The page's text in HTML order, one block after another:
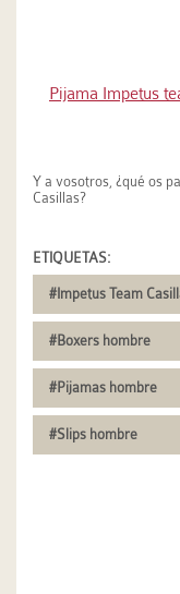
Pijama Impetus
Y a vosotros, ¿qué os
Casillas?
ETIQUETAS:
#Impetus Team
#Boxers hombre
#Pijamas hombre
#Slips hombre